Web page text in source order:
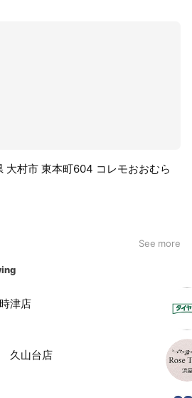
大村市 東本町604 コレモおおむら
See more
津店
久山台店